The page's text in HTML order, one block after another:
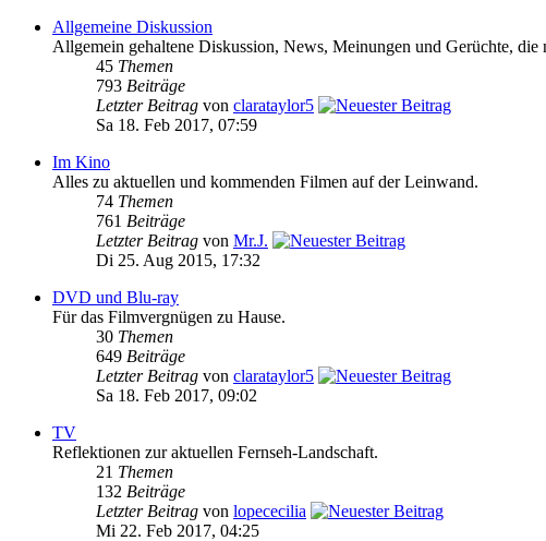
Allgemeine Diskussion
Allgemein gehaltene Diskussion, News, Meinungen und Gerüchte, die
45 Themen
793 Beiträge
Letzter Beitrag von clarataylor5
Sa 18. Feb 2017, 07:59
Im Kino
Alles zu aktuellen und kommenden Filmen auf der Leinwand.
74 Themen
761 Beiträge
Letzter Beitrag von Mr.J.
Di 25. Aug 2015, 17:32
DVD und Blu-ray
Für das Filmvergnügen zu Hause.
30 Themen
649 Beiträge
Letzter Beitrag von clarataylor5
Sa 18. Feb 2017, 09:02
TV
Reflektionen zur aktuellen Fernseh-Landschaft.
21 Themen
132 Beiträge
Letzter Beitrag von lopececilia
Mi 22. Feb 2017, 04:25